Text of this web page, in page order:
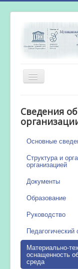
Включить/
выключить
Новости
Сведения
Основные
Структура и
организацией
Документы
Образование
Руководство
Педагогический
Материально-
оснащенность
среда